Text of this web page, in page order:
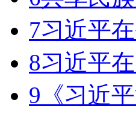
7习近平
8习近平
9 《习近